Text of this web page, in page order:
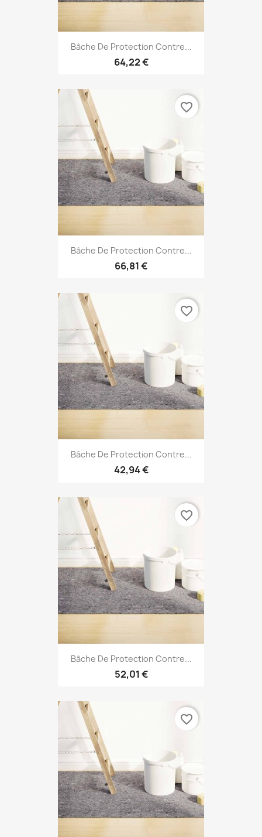
Bâche De Protection Contre...
64,22 €
Bâche De Protection Contre...
66,81 €
favorite_border
Bâche De Protection Contre...
42,94 €
favorite_border
Bâche De Protection Contre...
52,01 €
favorite_border
favorite_border